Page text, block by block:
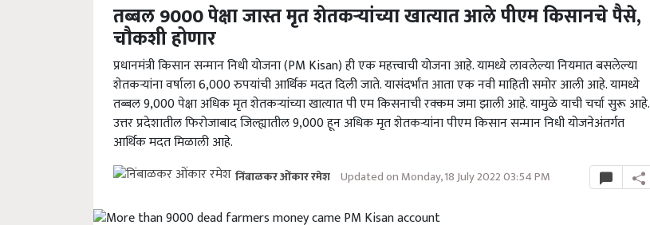
तब्बल 9000 पेक्षा जास्त मृत शेतकऱ्यांच्या खात्यात आले पीएम किसानचे पैसे,
चौकशी होणार
प्रधानमंत्री किसान सन्मान निधी योजना (PM Kisan) ही एक महत्त्वाची योजना आहे. यामध्ये लावलेल्या नियमात बसलेल्या
शेतकऱ्यांना वर्षाला 6,000 रुपयांची आर्थिक मदत दिली जाते. यासंदर्भांत आता एक नवी माहिती समोर आली आहे. यामध्ये
तब्बल 9,000 पेक्षा अधिक मृत शेतकऱ्यांच्या खात्यात पी एम किसनाची रक्कम जमा झाली आहे. यामुळे याची चर्चा सुरू आहे.
उत्तर प्रदेशातील फिरोजाबाद जिल्ह्यातील 9,000 हून अधिक मृत शेतकऱ्यांना पीएम किसान सन्मान निधी योजनेअंतर्गत
आर्थिक मदत मिळाली आहे.
निंबाळकर ओंकार रमेश Updated on Monday, 18 July 2022 03:54 PM